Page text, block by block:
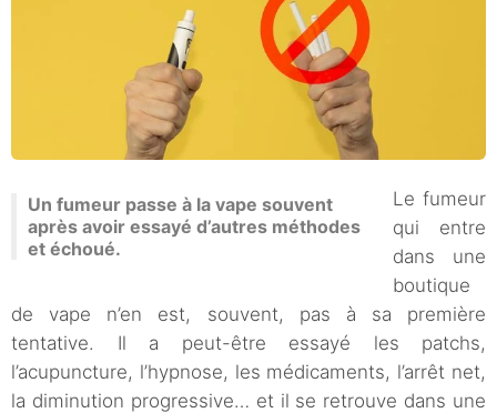
Un fumeur passe à la vape souvent
après avoir essayé d’autres méthodes
et échoué.
Le fumeur
qui entre
dans une
boutique
de vape n’en est, souvent, pas à sa première
tentative. Il a peut-être essayé les patchs,
l’acupuncture, l’hypnose, les médicaments, l’arrêt net,
la diminution progressive… et il se retrouve dans une